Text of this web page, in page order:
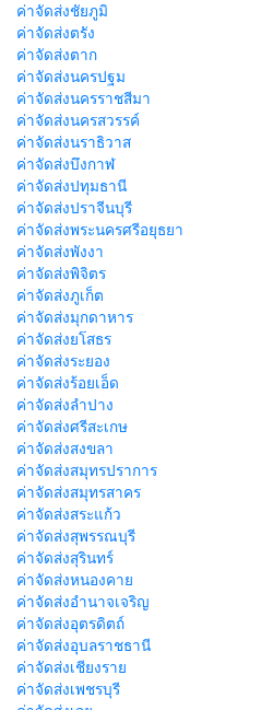
ค่าจัดส่งชัยภูมิ
ค่าจัดส่งตรัง
ค่าจัดส่งตาก
ค่าจัดส่งนครปฐม
ค่าจัดส่งนครราชสีมา
ค่าจัดส่งนครสวรรค์
ค่าจัดส่งนราธิวาส
ค่าจัดส่งบึงกาฬ
ค่าจัดส่งปทุมธานี
ค่าจัดส่งปราจีนบุรี
ค่าจัดส่งพระนครศรีอยุธยา
ค่าจัดส่งพังงา
ค่าจัดส่งพิจิตร
ค่าจัดส่งภูเก็ต
ค่าจัดส่งมุกดาหาร
ค่าจัดส่งยโสธร
ค่าจัดส่งระยอง
ค่าจัดส่งร้อยเอ็ด
ค่าจัดส่งลำปาง
ค่าจัดส่งศรีสะเกษ
ค่าจัดส่งสงขลา
ค่าจัดส่งสมุทรปราการ
ค่าจัดส่งสมุทรสาคร
ค่าจัดส่งสระแก้ว
ค่าจัดส่งสุพรรณบุรี
ค่าจัดส่งสุรินทร์
ค่าจัดส่งหนองคาย
ค่าจัดส่งอำนาจเจริญ
ค่าจัดส่งอุตรดิตถ์
ค่าจัดส่งอุบลราชธานี
ค่าจัดส่งเชียงราย
ค่าจัดส่งเพชรบุรี